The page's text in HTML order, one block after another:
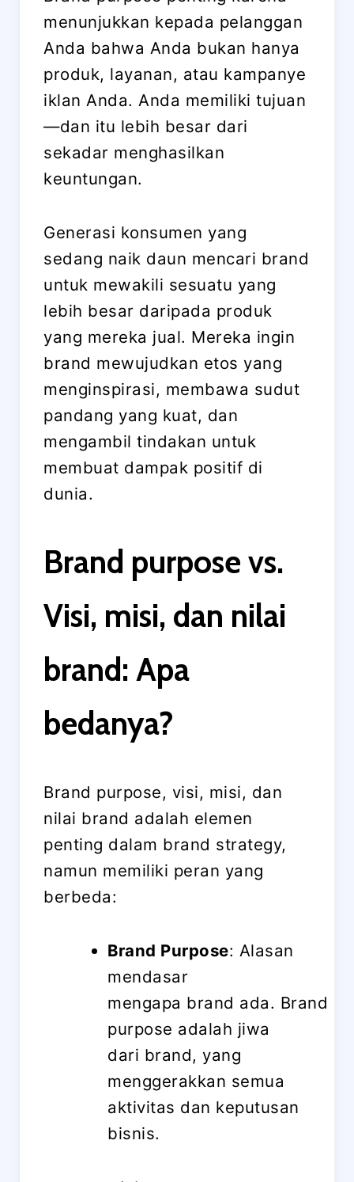
menunjukkan kepada pelanggan
Anda bahwa Anda bukan hanya
produk, layanan, atau kampanye
iklan Anda. Anda memiliki tujuan
—dan itu lebih besar dari
sekadar menghasilkan
keuntungan.
Generasi konsumen yang
sedang naik daun mencari brand
untuk mewakili sesuatu yang
lebih besar daripada produk
yang mereka jual. Mereka ingin
brand mewujudkan etos yang
menginspirasi, membawa sudut
pandang yang kuat, dan
mengambil tindakan untuk
membuat dampak positif di
dunia.
Brand purpose vs.
Visi, misi, dan nilai
brand: Apa
bedanya?
Brand purpose, visi, misi, dan
nilai brand adalah elemen
penting dalam brand strategy,
namun memiliki peran yang
berbeda:
Brand Purpose: Alasan
mendasar
mengapa brand ada. Brand
purpose adalah jiwa
dari brand, yang
menggerakkan semua
aktivitas dan keputusan
bisnis.